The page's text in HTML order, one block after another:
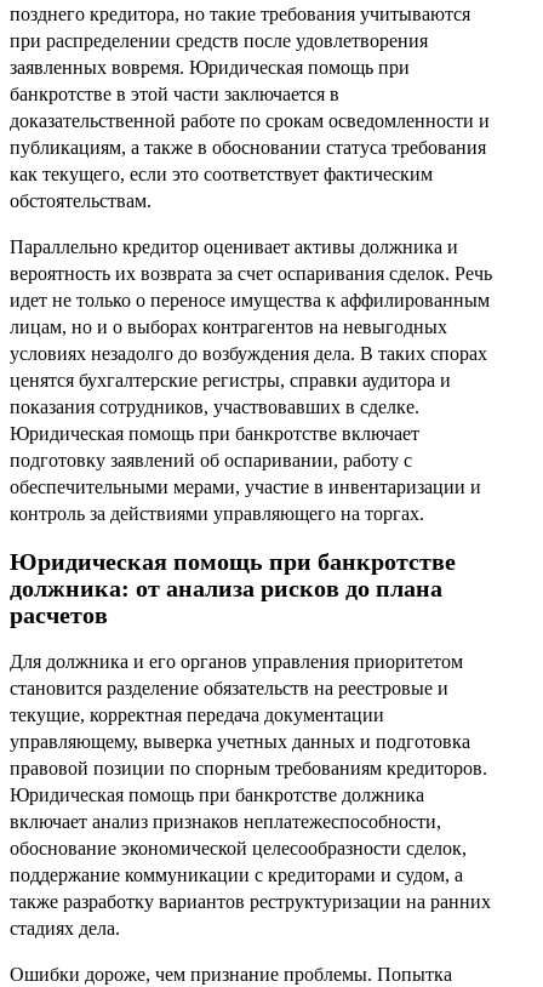
позднего кредитора, но такие требования учитываются
при распределении средств после удовлетворения
заявленных вовремя. Юридическая помощь при
банкротстве в этой части заключается в
доказательственной работе по срокам осведомленности и
публикациям, а также в обосновании статуса требования
как текущего, если это соответствует фактическим
обстоятельствам.
Параллельно кредитор оценивает активы должника и
вероятность их возврата за счет оспаривания сделок. Речь
идет не только о переносе имущества к аффилированным
лицам, но и о выборах контрагентов на невыгодных
условиях незадолго до возбуждения дела. В таких спорах
ценятся бухгалтерские регистры, справки аудитора и
показания сотрудников, участвовавших в сделке.
Юридическая помощь при банкротстве включает
подготовку заявлений об оспаривании, работу с
обеспечительными мерами, участие в инвентаризации и
контроль за действиями управляющего на торгах.
Юридическая помощь при банкротстве
должника: от анализа рисков до плана
расчетов
Для должника и его органов управления приоритетом
становится разделение обязательств на реестровые и
текущие, корректная передача документации
управляющему, выверка учетных данных и подготовка
правовой позиции по спорным требованиям кредиторов.
Юридическая помощь при банкротстве должника
включает анализ признаков неплатежеспособности,
обоснование экономической целесообразности сделок,
поддержание коммуникации с кредиторами и судом, а
также разработку вариантов реструктуризации на ранних
стадиях дела.
Ошибки дороже, чем признание проблемы. Попытка